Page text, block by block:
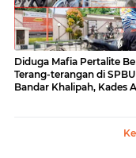
Diduga Mafia Pertalite
Terang-terangan di SPBU
Bandar Khalipah, Kades